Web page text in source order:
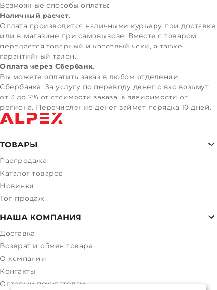
Возможные способы оплаты:
Наличный расчет.
Оплата производится наличными курьеру при доставке
или в магазине при самовывозе. Вместе с товаром
передается товарный и кассовый чеки, а также
гарантийный талон.
Оплата через Сбербанк.
Вы можете оплатить заказ в любом отделении
Сбербанка. За услугу по переводу денег с вас возьмут
от 3 до 7% от стоимости заказа, в зависимости от
региона. Перечисление денег займет порядка 10 дней.
ТОВАРЫ
Распродажа
Каталог товаров
Новинки
Топ продаж
НАША КОМПАНИЯ
Доставка
Возврат и обмен товара
О компании
Контакты
Оптовым покупателям